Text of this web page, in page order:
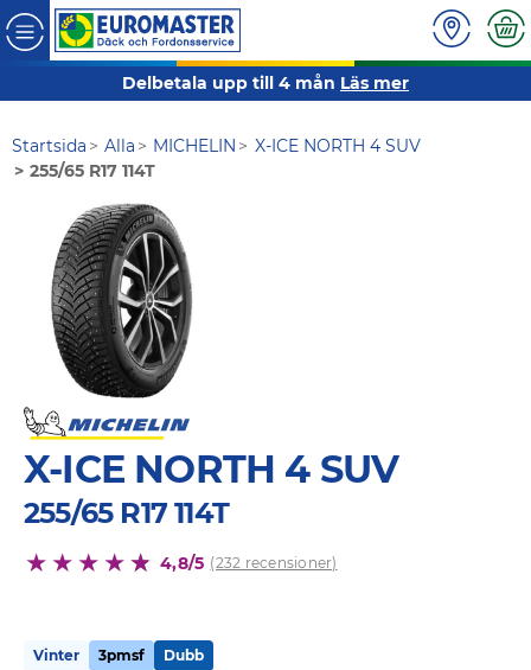
Delbetala upp till 4 mån Läs mer
Startsida Alla MICHELIN
X-ICE NORTH 4 SUV
255/65 R17 114T
X-ICE NORTH 4 SUV
255/65 R17 114T
4,8/5 (232 recensioner)
Vinter 3pmsf Dubb